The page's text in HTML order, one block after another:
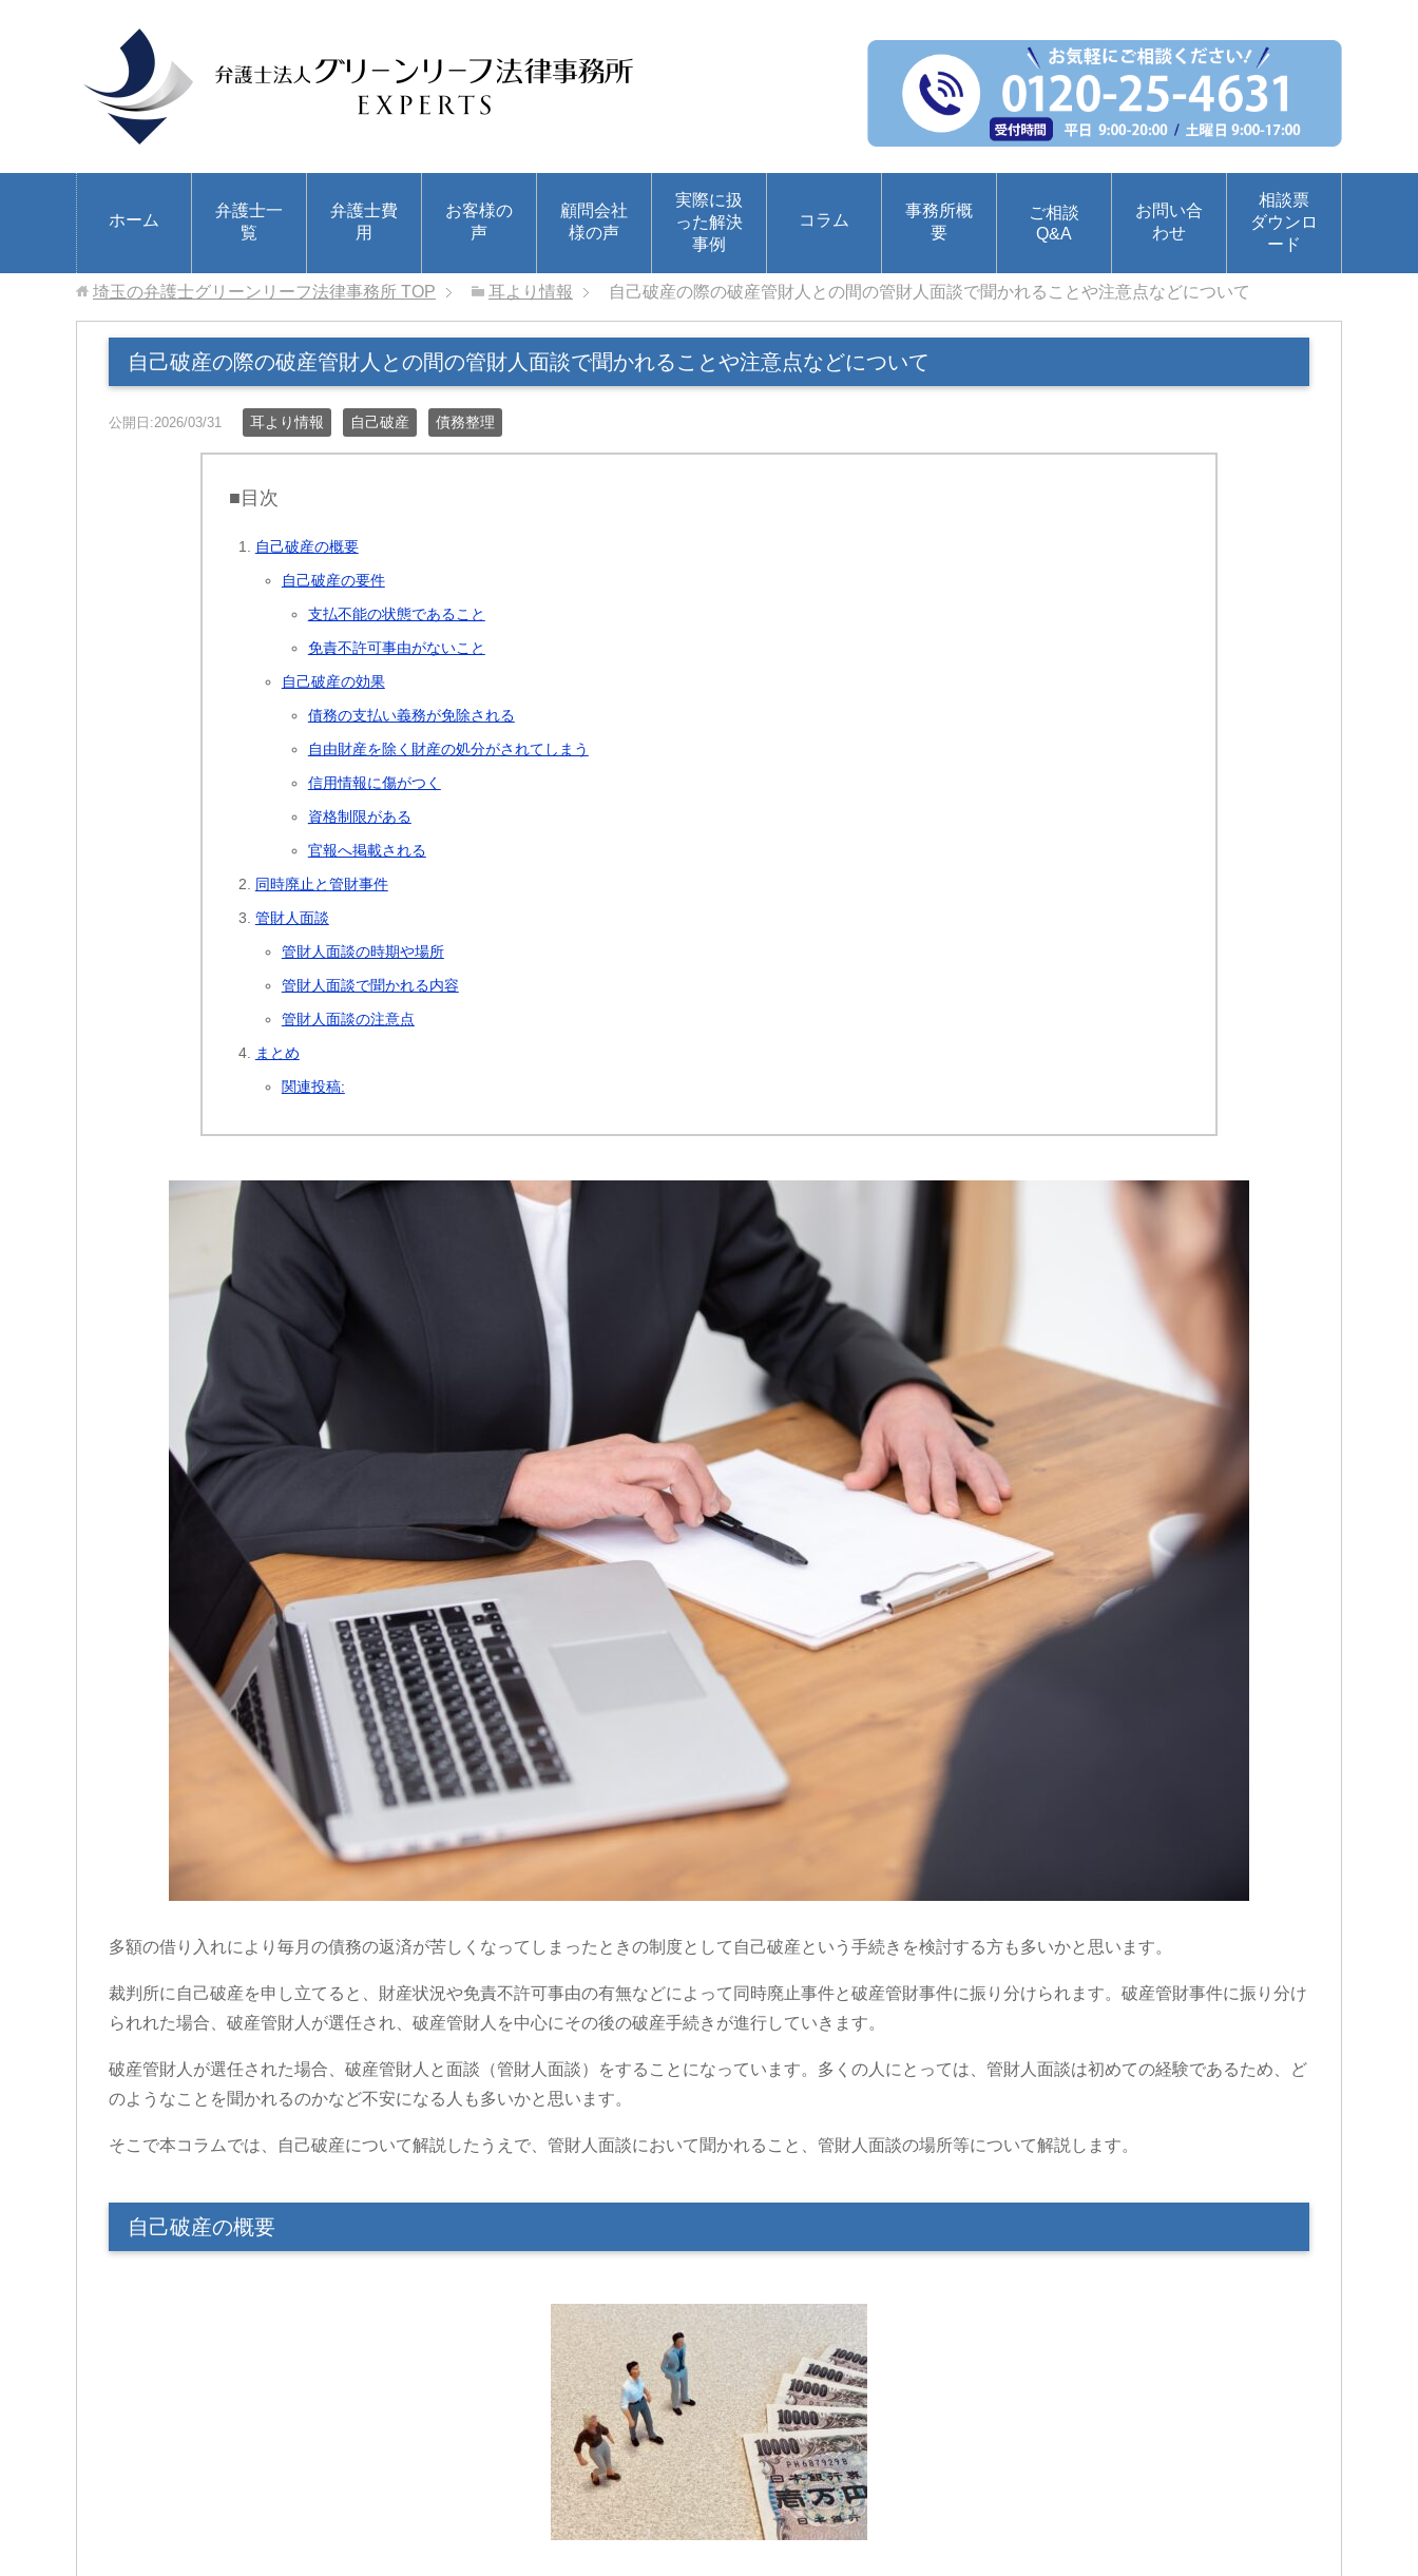
ホーム
弁護士一
覧
弁護士費
用
お客様の
声
顧問会社
様の声
実際に扱
った解決
事例
コラム
事務所概
要
ご相談
Q&A
お問い合
わせ
相談票
ダウンロ
ード
埼玉の弁護士グリーンリーフ法律事務所 TOP 耳より情報 自己破産の際の破産管財人との間の管財人面談で聞かれることや注意点などについて
自己破産の際の破産管財人との間の管財人面談で聞かれることや注意点などについて
公開日:2026/03/31 耳より情報 自己破産 債務整理
■目次
自己破産の概要
自己破産の要件
支払不能の状態であること
免責不許可事由がないこと
自己破産の効果
債務の支払い義務が免除される
自由財産を除く財産の処分がされてしまう
信用情報に傷がつく
資格制限がある
官報へ掲載される
同時廃止と管財事件
管財人面談
管財人面談の時期や場所
管財人面談で聞かれる内容
管財人面談の注意点
まとめ
関連投稿:
多額の借り入れにより毎月の債務の返済が苦しくなってしまったときの制度として自己破産という手続きを検討する方も多いかと思います。
裁判所に自己破産を申し立てると、財産状況や免責不許可事由の有無などによって同時廃止事件と破産管財事件に振り分けられます。破産管財事件に振り分け
られれた場合、破産管財人が選任され、破産管財人を中心にその後の破産手続きが進行していきます。
破産管財人が選任された場合、破産管財人と面談（管財人面談）をすることになっています。多くの人にとっては、管財人面談は初めての経験であるため、ど
のようなことを聞かれるのかなど不安になる人も多いかと思います。
そこで本コラムでは、自己破産について解説したうえで、管財人面談において聞かれること、管財人面談の場所等について解説します。
自己破産の概要